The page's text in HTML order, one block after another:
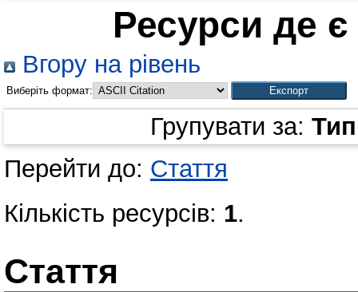
Ресурси де
Вгору на рівень
Виберіть формат:
Групувати за:
Перейти до: Стаття
Кількість ресурсів: 1.
Стаття